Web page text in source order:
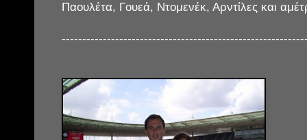
Παουλέτα, Γουεά, Ντομενέκ, Αρντίλες και